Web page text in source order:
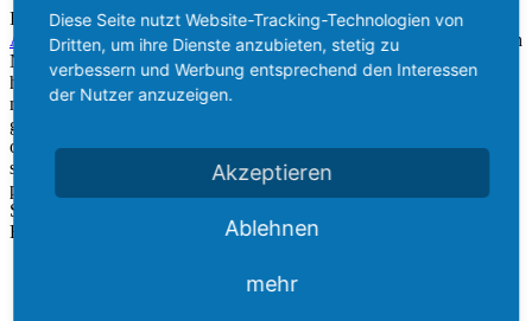
Ihr kompetenter Partner fürBautenschutz,Maler-und
Abdichtungsarbeiten, im Großraum Freiburg. Egal ob es sich um ein
Neubauprojekt, einen Umbau oder eine Sanierungsmaßnahme
handelt – mit unserem qualifizierten Team sorgen wir für eine
maßgeschneiderte Lösung entsprechend Ihrer Bedürfnisse – ganz
gleich ob sich Ihre Baumaßnahme im privaten, im gewerblichen
oder im öffentlichen Bereich abspielt. Bei allen unseren Arbeiten
stehen eine fachlich einwandfreie Ausführung und ein fairer,
partnerschaftlicher Umgang im Zentrum unseres Handelns. Zögern
Sie nicht uns in allen Fragestellungen rund um die Themen
Bautenschutz, Maler und Bauwerksabdichtungen zu
Diese Seite nutzt Website-Tracking-Technologien von
Dritten, um ihre Dienste anzubieten, stetig zu
verbessern und Werbung entsprechend den Interessen
der Nutzer anzuzeigen.
Akzeptieren
Ablehnen
mehr